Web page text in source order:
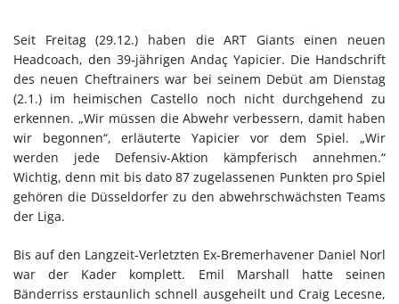
Seit Freitag (29.12.) haben die ART Giants einen neuen
Headcoach, den 39-jährigen Andaç Yapicier. Die Handschrift
des neuen Cheftrainers war bei seinem Debüt am Dienstag
(2.1.) im heimischen Castello noch nicht durchgehend zu
erkennen. „Wir müssen die Abwehr verbessern, damit haben
wir begonnen“, erläuterte Yapicier vor dem Spiel. „Wir
werden jede Defensiv-Aktion kämpferisch annehmen.“
Wichtig, denn mit bis dato 87 zugelassenen Punkten pro Spiel
gehören die Düsseldorfer zu den abwehrschwächsten Teams
der Liga.
Bis auf den Langzeit-Verletzten Ex-Bremerhavener Daniel Norl
war der Kader komplett. Emil Marshall hatte seinen
Bänderriss erstaunlich schnell ausgeheilt und Craig Lecesne,